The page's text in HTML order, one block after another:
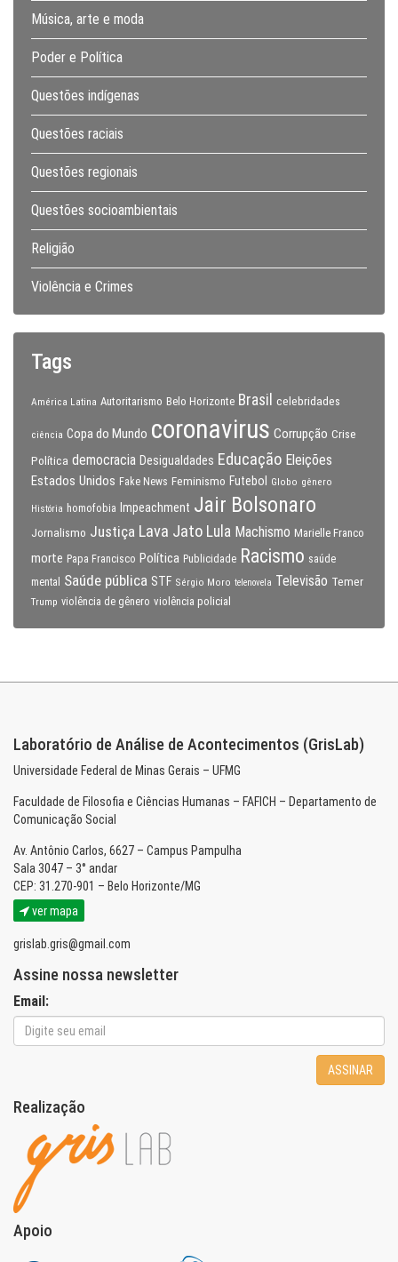
Música, arte e moda
Poder e Política
Questões indígenas
Questões raciais
Questões regionais
Questões socioambientais
Religião
Violência e Crimes
Tags
América Latina Autoritarismo Belo Horizonte Brasil celebridades
ciência Copa do Mundo coronavirus Corrupção Crise
Política democracia Desigualdades Educação Eleições
Estados Unidos Fake News Feminismo Futebol Globo gênero
História homofobia Impeachment Jair Bolsonaro
Jornalismo Justiça Lava Jato Lula Machismo Marielle Franco
morte Papa Francisco Política Publicidade Racismo saúde
mental
Saúde pública STF Sérgio Moro telenovela Televisão Temer
Trump violência de gênero violência policial
Laboratório de Análise de Acontecimentos (GrisLab)
Universidade Federal de Minas Gerais – UFMG
Faculdade de Filosofia e Ciências Humanas – FAFICH – Departamento de
Comunicação Social
Av. Antônio Carlos, 6627 – Campus Pampulha
Sala 3047 – 3° andar
CEP: 31.270-901 – Belo Horizonte/MG
ver mapa
grislab.gris@gmail.com
Assine nossa newsletter
Email:
ASSINAR
Realização
Apoio